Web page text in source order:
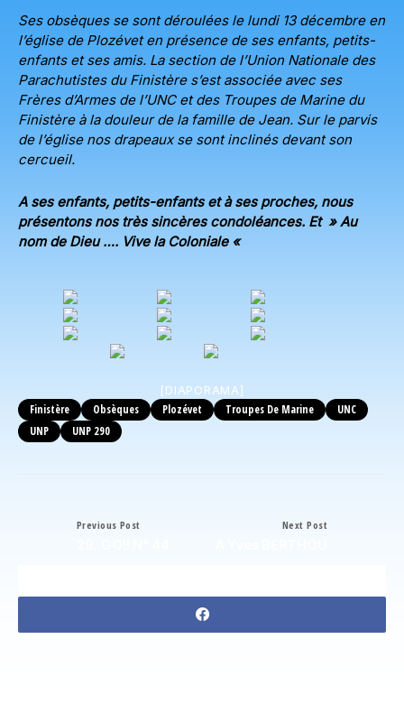
Ses obsèques se sont déroulées le lundi 13 décembre en
l’église de Plozévet en présence de ses enfants, petits-
enfants et ses amis. La section de l’Union Nationale des
Parachutistes du Finistère s’est associée avec ses
Frères d’Armes de l’UNC et des Troupes de Marine du
Finistère à la douleur de la famille de Jean. Sur le parvis
de l’église nos drapeaux se sont inclinés devant son
cercueil.
A ses enfants, petits-enfants et à ses proches, nous
présentons nos très sincères condoléances. Et » Au
nom de Dieu …. Vive la Coloniale «
[DIAPORAMA]
Finistère Obsèques Plozévet Troupes De Marine
UNC
UNP
UNP 290
Previous Post Next Post